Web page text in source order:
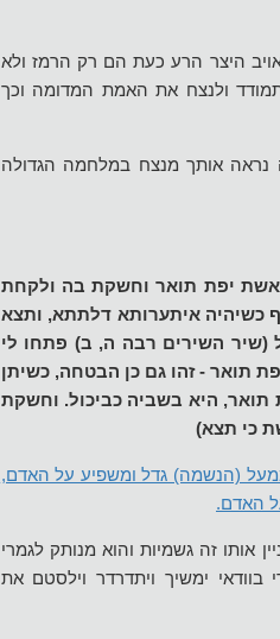
היצר הרע כעת הם רק הרמז ולא
ולנצח את האמת המדומה וכך
נראה אותך מנצח במלחמה הגדולה
אשת יפת תואר וחשקת בה ולקחת
כשיהיה איתערותא דלתתא, ותצא
(שיר השירים רבה ה, ב) פתחו לי
תואר - זהו גם כן הבטחה, כשיתן
היא בשביה כביכול. וחשקת
כי תצא)
(הנשמה) גדל ומשפיע על האדם,
האדם.
אותו זה גשמיות והוא מנותק לגמרי
ימשיך ויתדרדר וילסטם את